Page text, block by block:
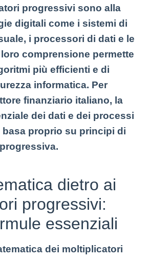
progressivi sono alla
digitali come i sistemi di
i processori di dati e le
comprensione permette
più efficienti e di
informatica. Per
finanziario italiano, la
dei dati e dei processi
proprio su principi di
dietro ai
progressivi:
essenziali
dei moltiplicatori